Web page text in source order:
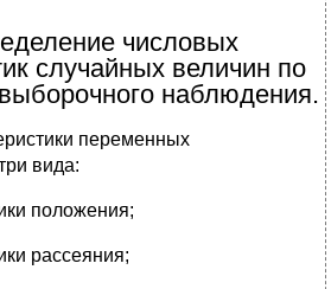
числовых
случайных величин по
наблюдения.
переменных
вида:
положения;
рассеяния;